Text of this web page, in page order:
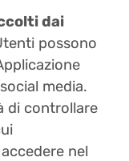
dai
possono
media.
di controllare
nel